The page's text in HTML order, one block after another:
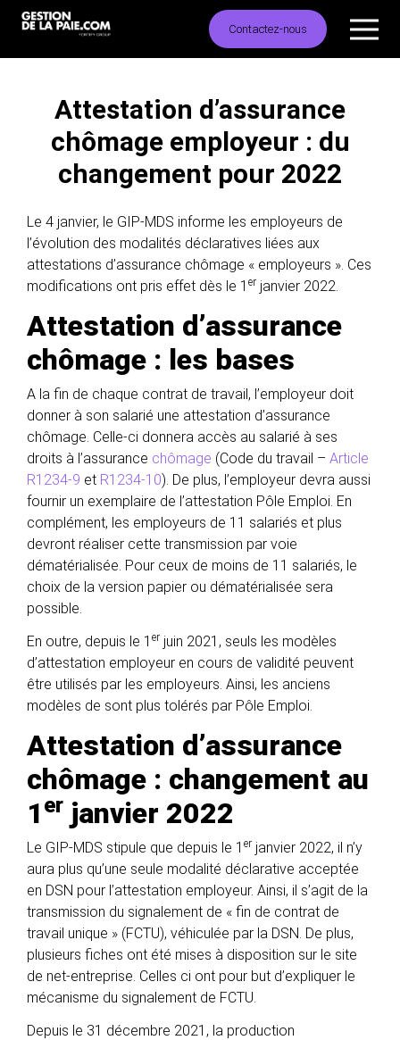
Contactez-nous
Attestation d’assurance
chômage employeur : du
changement pour 2022
Le 4 janvier, le GIP-MDS informe les employeurs de
l’évolution des modalités déclaratives liées aux
attestations d’assurance chômage « employeurs ». Ces
modifications ont pris effet dès le 1 er janvier 2022.
Attestation d’assurance
chômage : les bases
A la fin de chaque contrat de travail, l’employeur doit
donner à son salarié une attestation d’assurance
chômage. Celle-ci donnera accès au salarié à ses
droits à l’assurance chômage (Code du travail – Article
R1234-9 et R1234-10). De plus, l’employeur devra aussi
fournir un exemplaire de l’attestation Pôle Emploi. En
complément, les employeurs de 11 salariés et plus
devront réaliser cette transmission par voie
dématérialisée. Pour ceux de moins de 11 salariés, le
choix de la version papier ou dématérialisée sera
possible.
En outre, depuis le 1 er juin 2021, seuls les modèles
d’attestation employeur en cours de validité peuvent
être utilisés par les employeurs. Ainsi, les anciens
modèles de sont plus tolérés par Pôle Emploi.
Attestation d’assurance
chômage : changement au
1 er janvier 2022
Le GIP-MDS stipule que depuis le 1 er janvier 2022, il n’y
aura plus qu’une seule modalité déclarative acceptée
en DSN pour l’attestation employeur. Ainsi, il s’agit de la
transmission du signalement de « fin de contrat de
travail unique » (FCTU), véhiculée par la DSN. De plus,
plusieurs fiches ont été mises à disposition sur le site
de net-entreprise. Celles ci ont pour but d’expliquer le
mécanisme du signalement de FCTU.
Depuis le 31 décembre 2021, la production